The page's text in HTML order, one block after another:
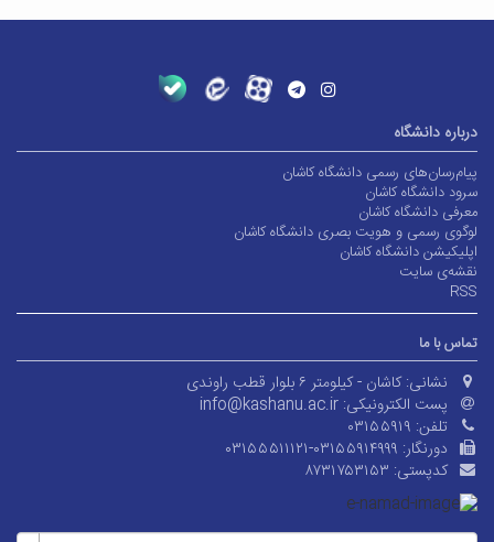
درباره دانشگاه
پیام‌رسان‌های رسمی دانشگاه کاشان
سرود دانشگاه کاشان
معرفی دانشگاه کاشان
لوگوی رسمی و هویت بصری دانشگاه کاشان
اپلیکیشن دانشگاه کاشان
نقشه‌ی سایت
RSS
تماس با ما
نشانی: کاشان - کیلومتر ۶ بلوار قطب راوندی
پست الکترونیکی: info@kashanu.ac.ir
تلفن: ۰۳۱۵۵۹۱۹
دورنگار: ۰۳۱۵۵۵۱۱۱۲۱-۰۳۱۵۵۹۱۴۹۹۹
کدپستی: ۸۷۳۱۷۵۳۱۵۳